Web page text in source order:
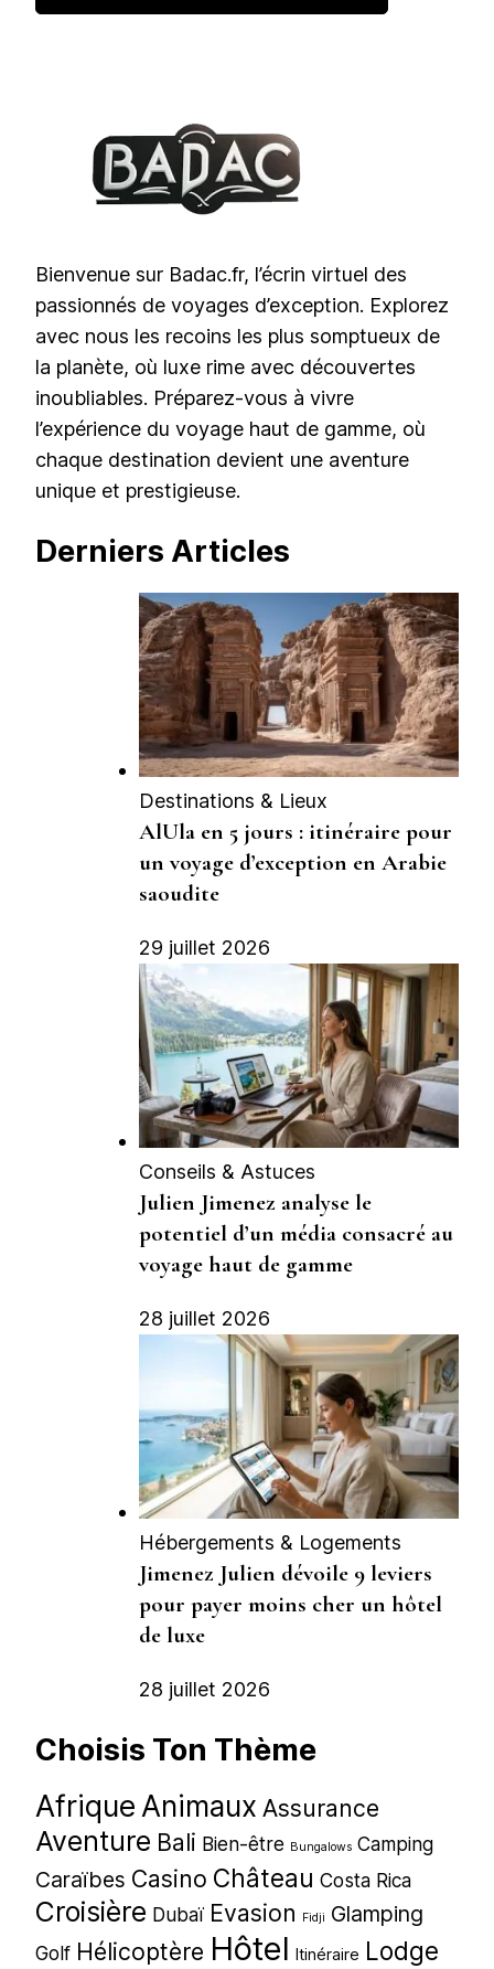
Bienvenue sur Badac.fr, l’écrin virtuel des
passionnés de voyages d’exception. Explorez
avec nous les recoins les plus somptueux de
la planète, où luxe rime avec découvertes
inoubliables. Préparez-vous à vivre
l’expérience du voyage haut de gamme, où
chaque destination devient une aventure
unique et prestigieuse.
Derniers Articles
Destinations & Lieux
AlUla en 5 jours : itinéraire pour
un voyage d’exception en Arabie
saoudite
29 juillet 2026
Conseils & Astuces
Julien Jimenez analyse le
potentiel d’un média consacré au
voyage haut de gamme
28 juillet 2026
Hébergements & Logements
Jimenez Julien dévoile 9 leviers
pour payer moins cher un hôtel
de luxe
28 juillet 2026
Choisis Ton Thème
AfriqueAnimaux Assurance
Aventure Bali Bien-être Bungalows Camping
Caraïbes Casino Château Costa Rica
Croisière Dubaï Evasion Fidji Glamping
Golf Hélicoptère Hôtel Itinéraire Lodge